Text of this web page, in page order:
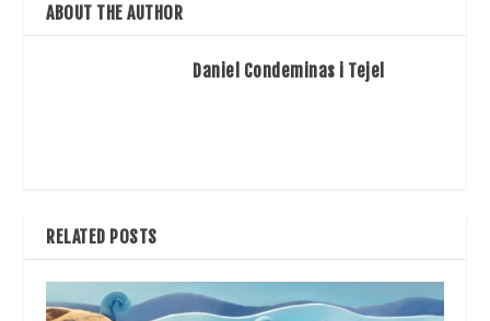
ABOUT THE AUTHOR
Daniel Condeminas i Tejel
RELATED POSTS